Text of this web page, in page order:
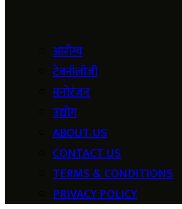
आरोग्य
टेक्नॉलॉजी
मनोरंजन
उद्योग
ABOUT US
CONTACT US
TERMS & CONDITIONS
PRIVACY POLICY